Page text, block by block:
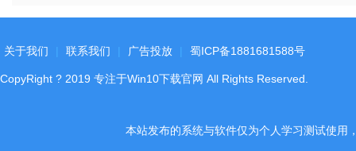
关于我们 联系我们 广告投放 蜀ICP备1881681588号
CopyRight ? 2019 专注于Win10下载官网 All Rights Reserved.
本站发布的系统与软件仅为个人学习测试使用